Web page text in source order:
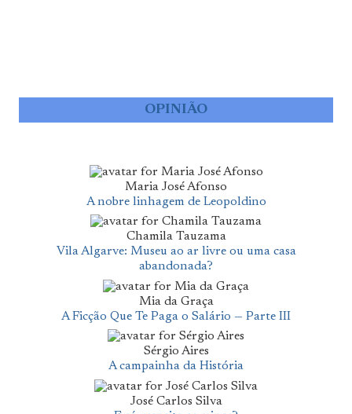
OPINIÃO
Maria José Afonso
A nobre linhagem de Leopoldino
Chamila Tauzama
Vila Algarve: Museu ao ar livre ou uma casa
abandonada?
Mia da Graça
A Ficção Que Te Paga o Salário — Parte III
Sérgio Aires
A campainha da História
José Carlos Silva